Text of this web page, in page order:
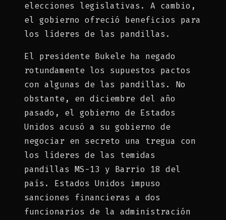
elecciones legislativas. A cambio,
el gobierno ofreció beneficios para
los líderes de las pandillas.
El presidente Bukele ha negado
rotundamente los supuestos pactos
con algunas de las pandillas. No
obstante, en diciembre del año
pasado, el gobierno de Estados
Unidos acusó a su gobierno de
negociar en secreto una tregua con
los líderes de las temidas
pandillas MS-13 y Barrio 18 del
país. Estados Unidos impuso
sanciones financieras a dos
funcionarios de la administración